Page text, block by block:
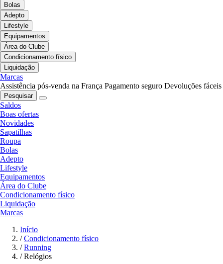
Bolas
Adepto
Lifestyle
Equipamentos
Área do Clube
Condicionamento físico
Liquidação
Marcas
Assistência pós-venda na França Pagamento seguro Devoluções fáceis
Pesquisar
Saldos
Boas ofertas
Novidades
Sapatilhas
Roupa
Bolas
Adepto
Lifestyle
Equipamentos
Área do Clube
Condicionamento físico
Liquidação
Marcas
Início
/ Condicionamento físico
/ Running
/ Relógios